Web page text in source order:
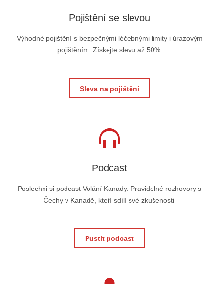
Pojištění se slevou
Výhodné pojištění s bezpečnými léčebnými limity i úrazovým
pojištěním. Získejte slevu až 50%.
Sleva na pojištění
Podcast
Poslechni si podcast Volání Kanady. Pravidelné rozhovory s
Čechy v Kanadě, kteří sdílí své zkušenosti.
Pustit podcast